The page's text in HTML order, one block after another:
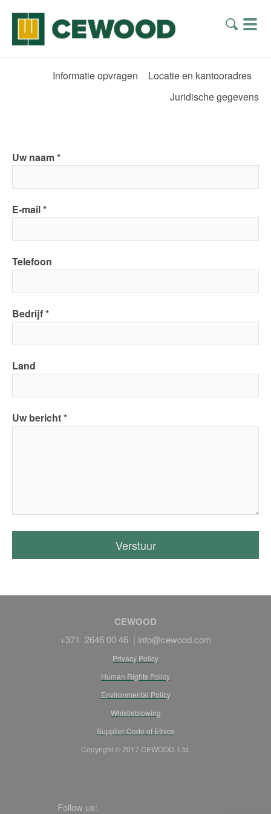
Informatie opvragen
Locatie en kantooradres
Juridische gegevens
Uw naam
E-mail
Telefoon
Bedrijf
Land
Uw bericht
CEWOOD
+371 2646 00 46 | info@cewood.com
Privacy Policy
Human Rights Policy
Environmental Policy
Whistleblowing
Supplier Code of Ethics
Copyright © 2017 CEWOOD, Ltd.
Follow us: